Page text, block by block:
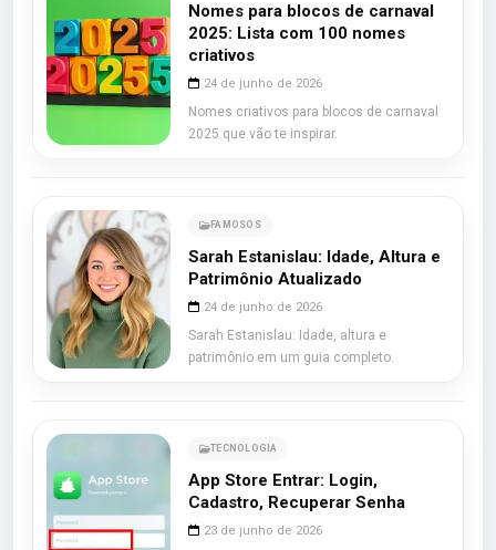
Nomes para blocos de carnaval
2025: Lista com 100 nomes
criativos
24 de junho de 2026
Nomes criativos para blocos de carnaval
2025 que vão te inspirar.
FAMOSOS
Sarah Estanislau: Idade, Altura e
Patrimônio Atualizado
24 de junho de 2026
Sarah Estanislau: Idade, altura e
patrimônio em um guia completo.
TECNOLOGIA
App Store Entrar: Login,
Cadastro, Recuperar Senha
23 de junho de 2026